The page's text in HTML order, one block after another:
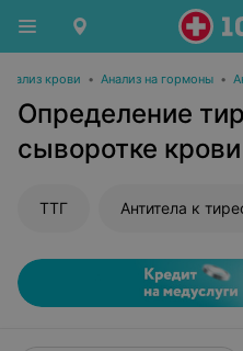
Анализ крови • Анализ на гормоны •
Определение
сыворотке
ТТГ Антитела к